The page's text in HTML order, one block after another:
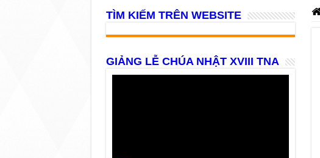
TÌM KIẾM TRÊN WEBSITE
GIẢNG LỄ CHÚA NHẬT XVIII TNA